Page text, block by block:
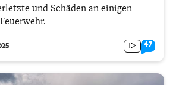
und Schäden an einigen
47